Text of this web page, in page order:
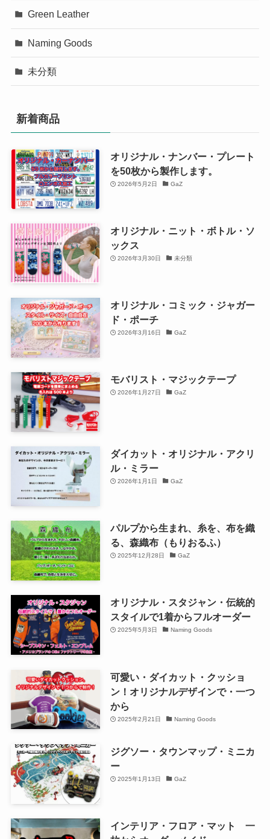
Green Leather
Naming Goods
未分類
新着商品
オリジナル・ナンバー・プレート
を50枚から製作します。
2026年5月2日 GaZ
オリジナル・ニット・ボトル・ソ
ックス
2026年3月30日 未分類
オリジナル・コミック・ジャガー
ド・ポーチ
2026年3月16日 GaZ
モバリスト・マジックテープ
2026年1月27日 GaZ
ダイカット・オリジナル・アクリ
ル・ミラー
2026年1月1日 GaZ
パルプから生まれ、糸を、布を織
る、森織布（もりおるふ）
2025年12月28日 GaZ
オリジナル・スタジャン・伝統的
スタイルで1着からフルオーダー
2025年5月3日 Naming Goods
可愛い・ダイカット・クッショ
ン！オリジナルデザインで・一つ
から
2025年2月21日 Naming Goods
ジグソー・タウンマップ・ミニカ
ー
2025年1月13日 GaZ
インテリア・フロア・マット 一